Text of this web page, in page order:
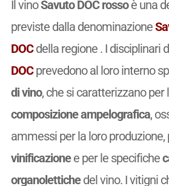
Il vinoSavuto DOC rossoè una
previste dalla denominazione
DOCdella regione . I disciplinari
DOCprevedono al loro interno
di vino, che si caratterizzano per
composizione ampelografica,
ammessi per la loro produzione,
vinificazionee per le specifiche
organolettichedel vino. I vitigni